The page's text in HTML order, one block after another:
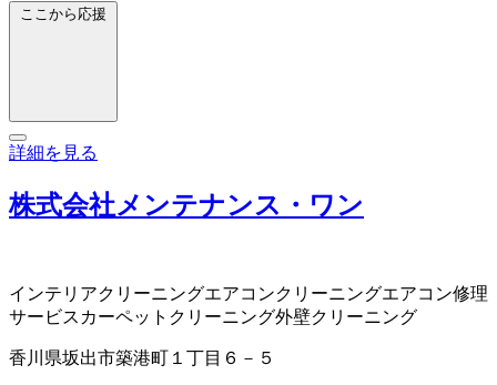
ここから応援
詳細を見る
株式会社メンテナンス・ワン
インテリアクリーニングエアコンクリーニングエアコン修理
サービス カーペットクリーニング外壁クリーニング
香川県坂出市築港町１丁目６－５